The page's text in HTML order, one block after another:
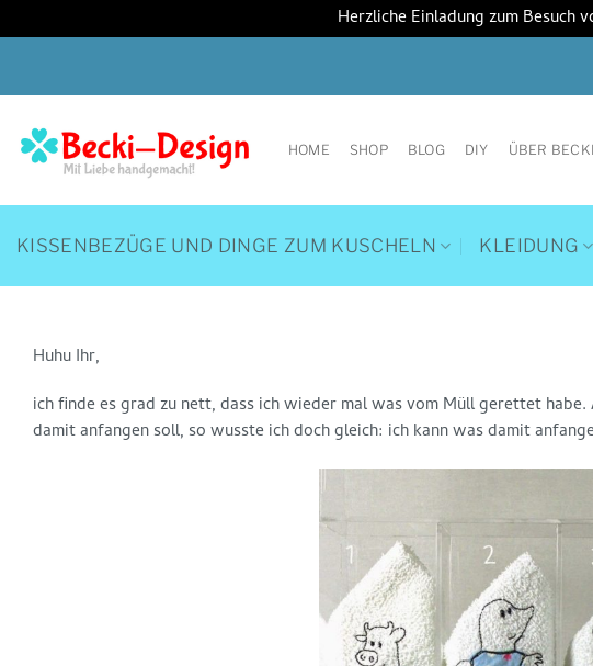
Herzliche Einladung zum Besuch
springen
HOME SHOP BLOG DIY ÜBER
KISSENBEZÜGE UND DINGE ZUM KUSCHELN KLEIDUNG
Huhu Ihr,
ich finde es grad zu nett, dass ich wieder mal was vom Müll gerettet
damit anfangen soll, so wusste ich doch gleich: ich kann was damit